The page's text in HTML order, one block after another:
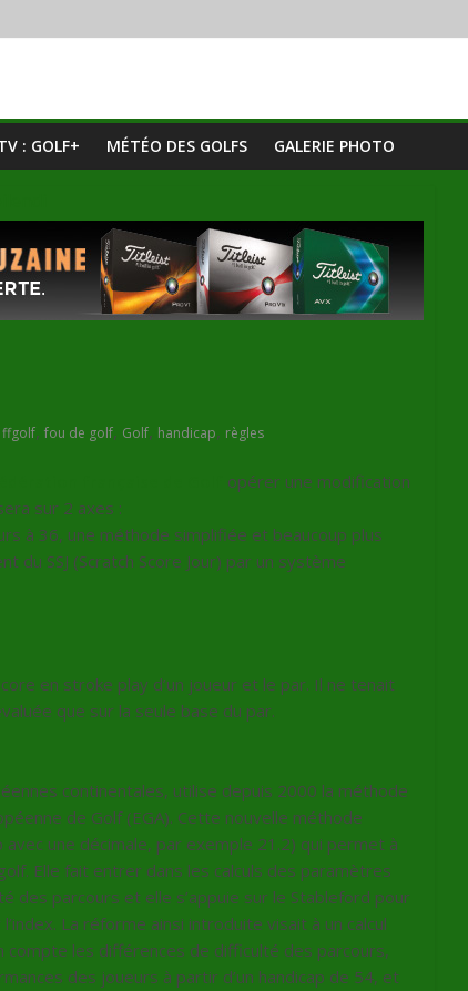
: GOLF+ MÉTÉO DES GOLFS GALERIE PHOTO
ffgolf, fou de golf, Golf, handicap, règles
opérer une modification
sur 2 axes :
à 36, une méthode simplifiée et beaucoup plus
SSJ (Scratch Score Jour) par un système
en stroke play d’un joueur et le par. Il ne tenait
que sur la seule base du par.
continentales, utilise depuis 2000 la méthode
de Golf (EGA). Cette nouvelle méthode
avec une décimale, par exemple 21.2) qui permet à
Elle fait entrer dans les calculs des paramètres
des parcours et elle s’appuie sur le Stableford pour
La réforme ainsi introduite visait à un calcul
compte les différences de difficulté des parcours,
des joueurs à partir d’un handicap de 54, et